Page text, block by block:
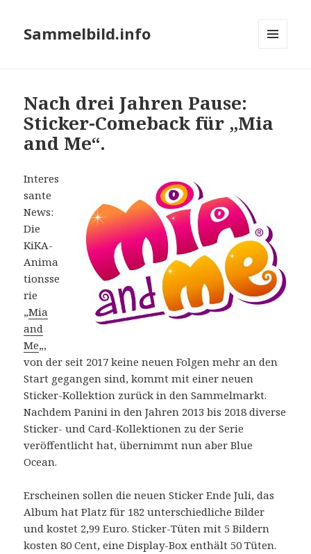
Sammelbild.info
Nach drei Jahren Pause:
Sticker-Comeback für „Mia
and Me“.
Interes
sante
News:
Die
KiKA-
Anima
tionsse
rie
„Mia
and
Me„,
von der seit 2017 keine neuen Folgen mehr an den
Start gegangen sind, kommt mit einer neuen
Sticker-Kollektion zurück in den Sammelmarkt.
Nachdem Panini in den Jahren 2013 bis 2018 diverse
Sticker- und Card-Kollektionen zu der Serie
veröffentlicht hat, übernimmt nun aber Blue
Ocean.
Erscheinen sollen die neuen Sticker Ende Juli, das
Album hat Platz für 182 unterschiedliche Bilder
und kostet 2,99 Euro. Sticker-Tüten mit 5 Bildern
kosten 80 Cent, eine Display-Box enthält 50 Tüten.